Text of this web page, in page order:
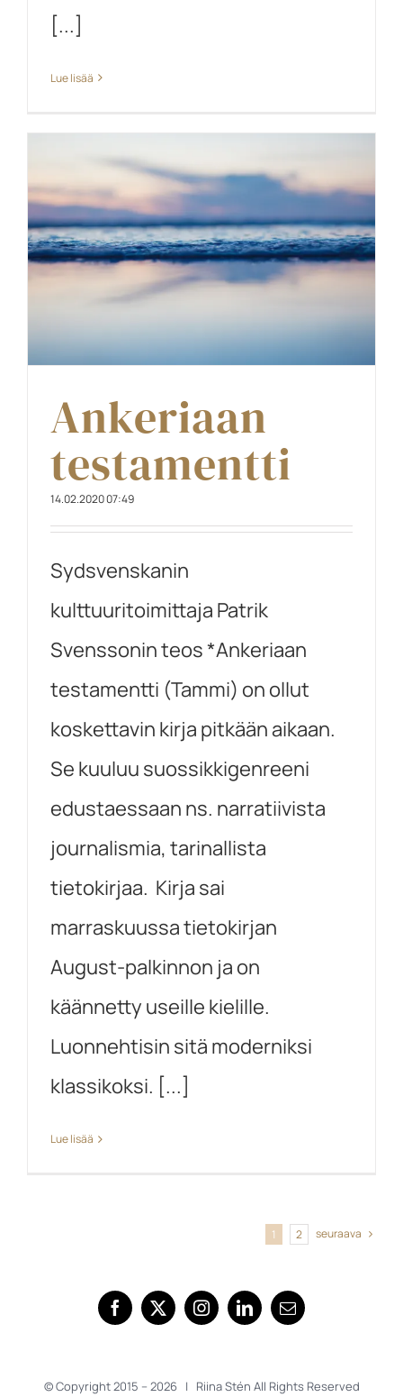
[...]
Lue lisää
Ankeriaan
testamentti
14.02.2020 07:49
Sydsvenskanin
kulttuuritoimittaja Patrik
Svenssonin teos *Ankeriaan
testamentti (Tammi) on ollut
koskettavin kirja pitkään aikaan.
Se kuuluu suossikkigenreeni
edustaessaan ns. narratiivista
journalismia, tarinallista
tietokirjaa. Kirja sai
marraskuussa tietokirjan
August-palkinnon ja on
käännetty useille kielille.
Luonnehtisin sitä moderniksi
klassikoksi. [...]
Lue lisää
1 2 seuraava
© Copyright 2015 – 2026 | Riina Stén All Rights Reserved